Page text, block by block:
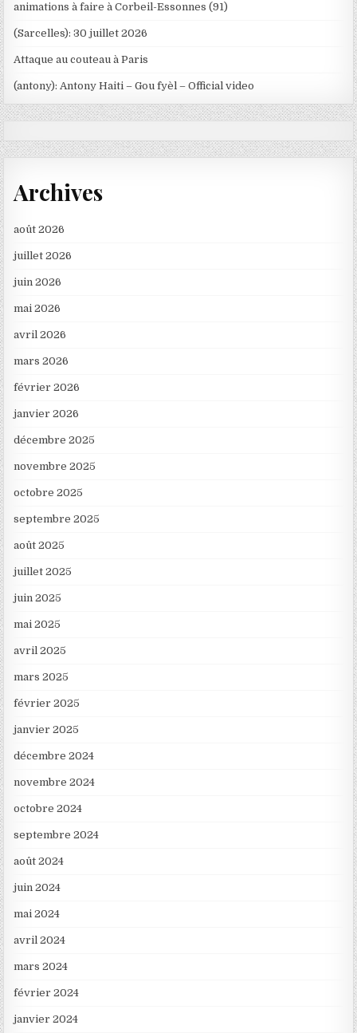
animations à faire à Corbeil-Essonnes (91)
(Sarcelles): 30 juillet 2026
Attaque au couteau à Paris
(antony): Antony Haiti – Gou fyèl – Official video
Archives
août 2026
juillet 2026
juin 2026
mai 2026
avril 2026
mars 2026
février 2026
janvier 2026
décembre 2025
novembre 2025
octobre 2025
septembre 2025
août 2025
juillet 2025
juin 2025
mai 2025
avril 2025
mars 2025
février 2025
janvier 2025
décembre 2024
novembre 2024
octobre 2024
septembre 2024
août 2024
juin 2024
mai 2024
avril 2024
mars 2024
février 2024
janvier 2024